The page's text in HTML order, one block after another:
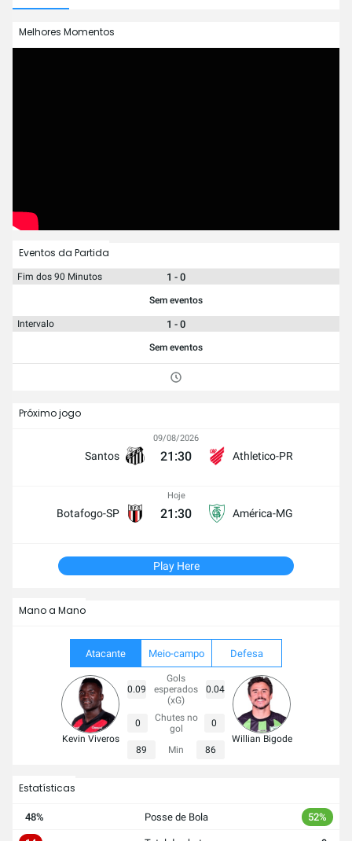
Melhores Momentos
Eventos da Partida
Fim dos 90 Minutos 1 - 0
Sem eventos
Intervalo 1 - 0
Sem eventos
Próximo jogo
Santos
09/08/2026
21:30 Athletico-PR
Botafogo-SP
Hoje
21:30 América-MG
Play Here
Mano a Mano
Atacante Meio-campo Defesa
Kevin Viveros
0.09
Gols
esperados
(xG)
0.04
0
Chutes no
gol
0
89 Min 86
Willian Bigode
Estatísticas
48% Posse de Bola 52%